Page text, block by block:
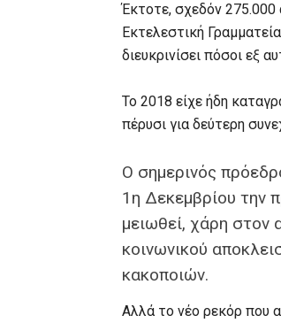
Έκτοτε, σχεδόν
Εκτελεστική
διευκρινίσει πόσοι εξ
Το 2018 είχε ήδη
πέρυσι για δεύτερη
Ο σημερινός
1η Δεκεμβρίου την
μειωθεί, χάρη στον
κοινωνικού
κακοποιών.
Αλλά το νέο ρεκόρ που